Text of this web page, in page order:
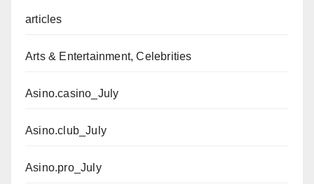
articles
Arts & Entertainment, Celebrities
Asino.casino_July
Asino.club_July
Asino.pro_July